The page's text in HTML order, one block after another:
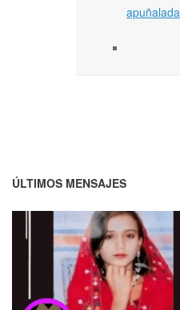
apuñalada
ÚLTIMOS MENSAJES